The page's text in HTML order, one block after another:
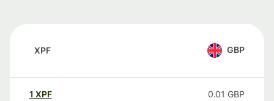
XPF GBP
1 XPF 0.01 GBP